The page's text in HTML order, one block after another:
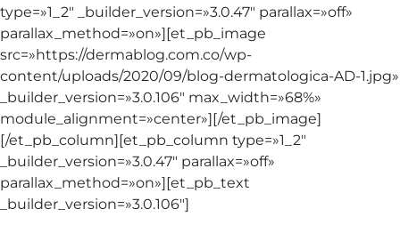
type=»1_2″ _builder_version=»3.0.47″ parallax=»off»
parallax_method=»on»][et_pb_image
src=»https://dermablog.com.co/wp-
content/uploads/2020/09/blog-dermatologica-AD-1.jpg»
_builder_version=»3.0.106″ max_width=»68%»
module_alignment=»center»][/et_pb_image]
[/et_pb_column][et_pb_column type=»1_2″
_builder_version=»3.0.47″ parallax=»off»
parallax_method=»on»][et_pb_text
_builder_version=»3.0.106″]